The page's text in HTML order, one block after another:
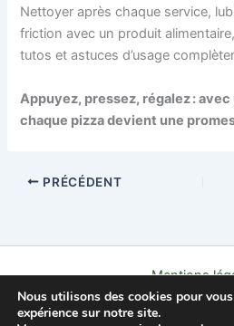
Nettoyer après chaque service,
friction avec un produit
tutos et astuces d’usage
Appuyez, pressez, régalez :
chaque pizza devient une
PRÉCÉDENT
Mentions
Politique de
Nous utilisons des cookies pour
expérience sur notre site.